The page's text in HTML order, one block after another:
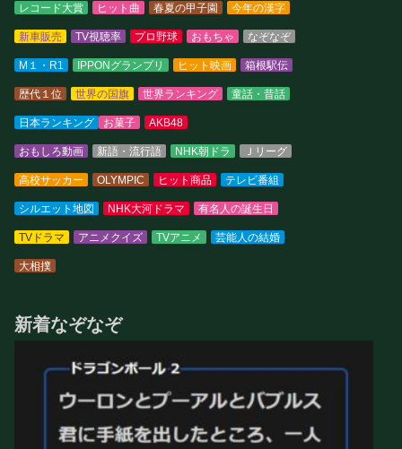
レコード大賞 ヒット曲 春夏の甲子園 今年の漢字
新車販売 TV視聴率 プロ野球 おもちゃ なぞなぞ
M１・R1 IPPONグランプリ ヒット映画 箱根駅伝
歴代１位 世界の国旗 世界ランキング 童話・昔話
日本ランキング お菓子 AKB48
おもしろ動画 新語・流行語 NHK朝ドラ Ｊリーグ
高校サッカー OLYMPIC ヒット商品 テレビ番組
シルエット地図 NHK大河ドラマ 有名人の誕生日
TVドラマ アニメクイズ TVアニメ 芸能人の結婚
大相撲
新着なぞなぞ